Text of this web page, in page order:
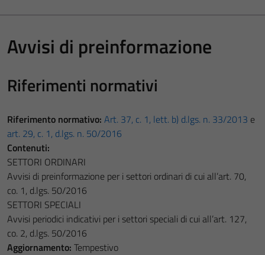
Avvisi di preinformazione
Riferimenti normativi
Riferimento normativo: Art. 37, c. 1, lett. b) d.lgs. n. 33/2013 e
art. 29, c. 1, d.lgs. n. 50/2016
Contenuti:
SETTORI ORDINARI
Avvisi di preinformazione per i settori ordinari di cui all’art. 70,
co. 1, d.lgs. 50/2016
SETTORI SPECIALI
Avvisi periodici indicativi per i settori speciali di cui all’art. 127,
co. 2, d.lgs. 50/2016
Aggiornamento: Tempestivo